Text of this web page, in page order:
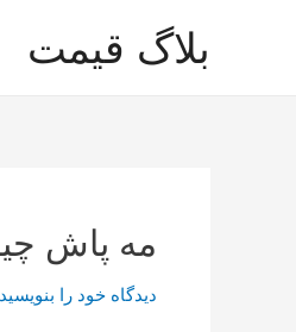
بلاگ قیمت
مه پاش
دیدگاه‌ خود را بنویسید